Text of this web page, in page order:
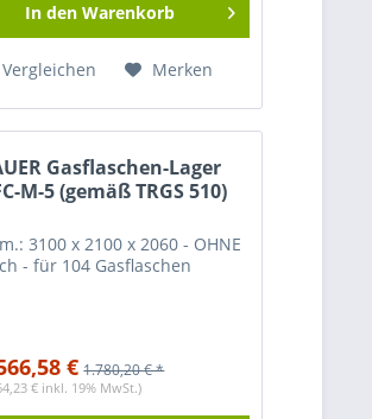
In den Warenkorb
Vergleichen Merken
Gasflaschen-Lager
M-5 (gemäß TRGS 510)
3100 x 2100 x 2060 - OHNE
- für 104 Gasflaschen
€ 1.780,20 € *
€ inkl. 19% MwSt.)